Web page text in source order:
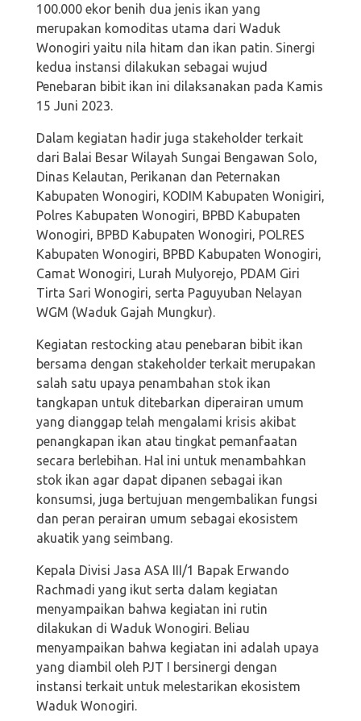
100.000 ekor benih dua jenis ikan yang
merupakan komoditas utama dari Waduk
Wonogiri yaitu nila hitam dan ikan patin. Sinergi
kedua instansi dilakukan sebagai wujud
Penebaran bibit ikan ini dilaksanakan pada Kamis
15 Juni 2023.
Dalam kegiatan hadir juga stakeholder terkait
dari Balai Besar Wilayah Sungai Bengawan Solo,
Dinas Kelautan, Perikanan dan Peternakan
Kabupaten Wonogiri, KODIM Kabupaten Wonigiri,
Polres Kabupaten Wonogiri, BPBD Kabupaten
Wonogiri, BPBD Kabupaten Wonogiri, POLRES
Kabupaten Wonogiri, BPBD Kabupaten Wonogiri,
Camat Wonogiri, Lurah Mulyorejo, PDAM Giri
Tirta Sari Wonogiri, serta Paguyuban Nelayan
WGM (Waduk Gajah Mungkur).
Kegiatan restocking atau penebaran bibit ikan
bersama dengan stakeholder terkait merupakan
salah satu upaya penambahan stok ikan
tangkapan untuk ditebarkan diperairan umum
yang dianggap telah mengalami krisis akibat
penangkapan ikan atau tingkat pemanfaatan
secara berlebihan. Hal ini untuk menambahkan
stok ikan agar dapat dipanen sebagai ikan
konsumsi, juga bertujuan mengembalikan fungsi
dan peran perairan umum sebagai ekosistem
akuatik yang seimbang.
Kepala Divisi Jasa ASA III/1 Bapak Erwando
Rachmadi yang ikut serta dalam kegiatan
menyampaikan bahwa kegiatan ini rutin
dilakukan di Waduk Wonogiri. Beliau
menyampaikan bahwa kegiatan ini adalah upaya
yang diambil oleh PJT I bersinergi dengan
instansi terkait untuk melestarikan ekosistem
Waduk Wonogiri.